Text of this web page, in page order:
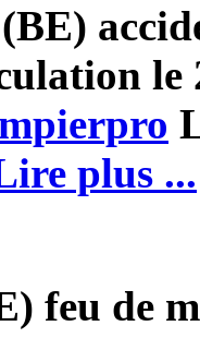
le
plus ...
feu de